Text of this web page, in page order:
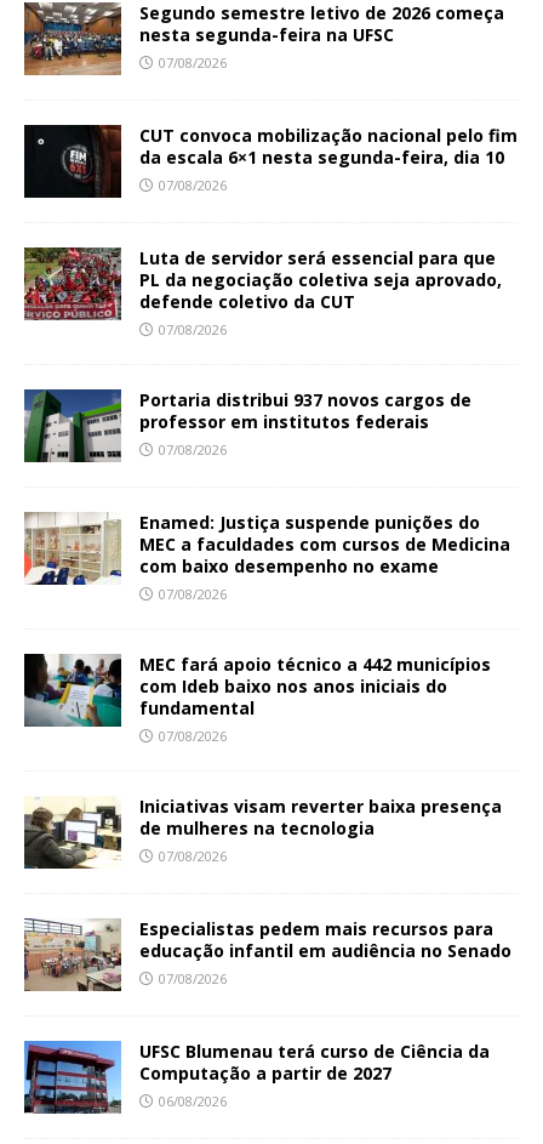
Segundo semestre letivo de 2026 começa
nesta segunda-feira na UFSC
07/08/2026
CUT convoca mobilização nacional pelo fim
da escala 6×1 nesta segunda-feira, dia 10
07/08/2026
Luta de servidor será essencial para que
PL da negociação coletiva seja aprovado,
defende coletivo da CUT
07/08/2026
Portaria distribui 937 novos cargos de
professor em institutos federais
07/08/2026
Enamed: Justiça suspende punições do
MEC a faculdades com cursos de Medicina
com baixo desempenho no exame
07/08/2026
MEC fará apoio técnico a 442 municípios
com Ideb baixo nos anos iniciais do
fundamental
07/08/2026
Iniciativas visam reverter baixa presença
de mulheres na tecnologia
07/08/2026
Especialistas pedem mais recursos para
educação infantil em audiência no Senado
07/08/2026
UFSC Blumenau terá curso de Ciência da
Computação a partir de 2027
06/08/2026